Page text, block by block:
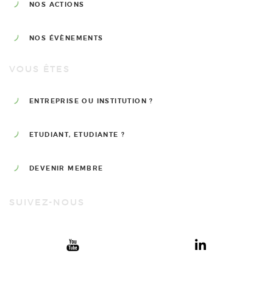
SUIVEZ-NOUS
NOS ACTIONS
NOS ÉVÈNEMENTS
VOUS ÊTES
ENTREPRISE OU INSTITUTION ?
ETUDIANT, ETUDIANTE ?
DEVENIR MEMBRE